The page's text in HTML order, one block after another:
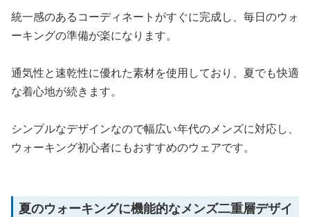
統一感のあるコーディネートがすぐに完成し、毎日のウォ
ーキングの準備が楽になります。
通気性と速乾性に優れた素材を使用しており、夏でも快適
な着心地が続きます。
シンプルなデザインなので幅広い年代のメンズに対応し、
ウォーキング初心者にもおすすめのウェアです。
夏のウォーキングに機能的なメンズ二重層デザイ